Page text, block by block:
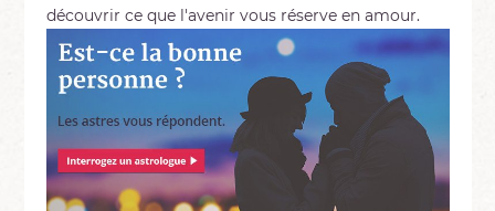
découvrir ce que l'avenir vous réserve en amour.